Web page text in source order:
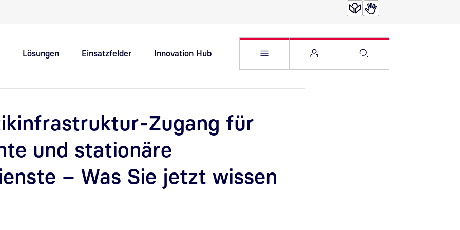
Lösungen Einsatzfelder Innovation Hub
Karriere
Websitemenü öffnenService Menü öffnen
Suche öffnen
Zugang für
und stationäre
– Was Sie jetzt wissen